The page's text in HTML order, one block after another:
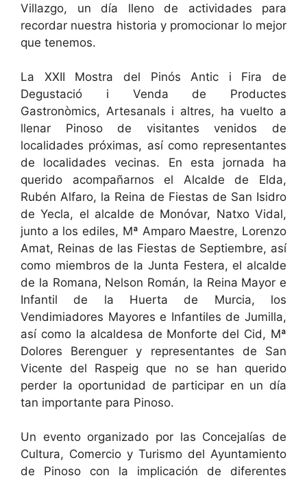
Villazgo, un día lleno de actividades para
recordar nuestra historia y promocionar lo mejor
que tenemos.
La XXII Mostra del Pinós Antic i Fira de
Degustació i Venda de Productes
Gastronòmics, Artesanals i altres, ha vuelto a
llenar Pinoso de visitantes venidos de
localidades próximas, así como representantes
de localidades vecinas. En esta jornada ha
querido acompañarnos el Alcalde de Elda,
Rubén Alfaro, la Reina de Fiestas de San Isidro
de Yecla, el alcalde de Monóvar, Natxo Vidal,
junto a los ediles, Mª Amparo Maestre, Lorenzo
Amat, Reinas de las Fiestas de Septiembre, así
como miembros de la Junta Festera, el alcalde
de la Romana, Nelson Román, la Reina Mayor e
Infantil de la Huerta de Murcia, los
Vendimiadores Mayores e Infantiles de Jumilla,
así como la alcaldesa de Monforte del Cid, Mª
Dolores Berenguer y representantes de San
Vicente del Raspeig que no se han querido
perder la oportunidad de participar en un día
tan importante para Pinoso.
Un evento organizado por las Concejalías de
Cultura, Comercio y Turismo del Ayuntamiento
de Pinoso con la implicación de diferentes